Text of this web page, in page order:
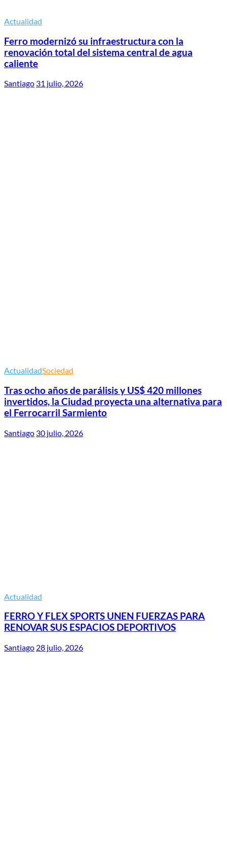
Actualidad
Ferro modernizó su infraestructura con la
renovación total del sistema central de agua
caliente
Santiago 31 julio, 2026
ActualidadSociedad
Tras ocho años de parálisis y US$ 420 millones
invertidos, la Ciudad proyecta una alternativa para
el Ferrocarril Sarmiento
Santiago 30 julio, 2026
Actualidad
FERRO Y FLEX SPORTS UNEN FUERZAS PARA
RENOVAR SUS ESPACIOS DEPORTIVOS
Santiago 28 julio, 2026